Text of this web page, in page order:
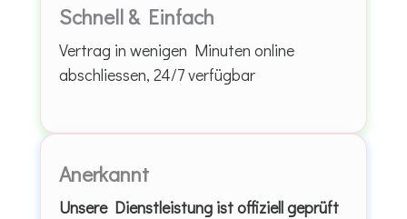
Schnell & Einfach
Vertrag in wenigen Minuten online
abschliessen, 24/7 verfügbar
Anerkannt
Unsere Dienstleistung ist offiziell geprüft